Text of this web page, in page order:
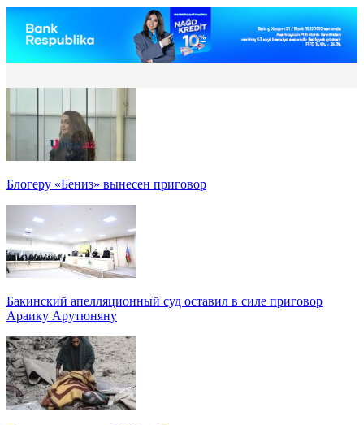
Блогеру «Бениз» вынесен приговор
Бакинский апелляционный суд оставил в силе приговор
Араику Арутюняну